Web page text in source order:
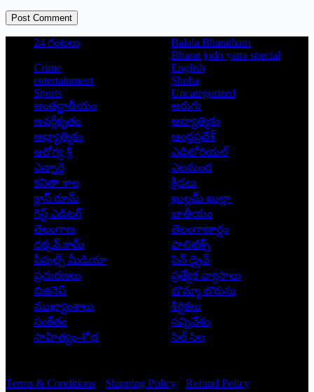
Post Comment
24 గంటలు
Balala Bharatham
Bharat jodo yatra special
Crime
English
entertainment
Shoba
Sports
Uncategorized
అంతర్జాతీయం
అరుగు
అవర్గీకృతం
ఆద్యాత్మికం
ఆధ్యాత్మికం
ఆంధ్రప్రదేశ్
ఆరోగ్య శ్రీ
ఎడిటోరియల్
ఎన్నారై
ఎలమంద
కవితా శాల
క్రీడలు
క్లాస్ రూమ్
ఖుల్లమ్ ఖుల్లా
గెస్ట్ ఎడిటర్
జాతీయం
తెలంగాణ
తెలంగాణార్థం
దక్కన్.కామ్
పాలిటిక్స్
పీపుల్స్ ‌మీడియా
పెన్ డ్రైవ్
ప్రచురణలు
ప్రత్యేక వ్యాసాలు
బిజినెస్
బొమ్మా బొరుసు
ముఖ్యాంశాలు
శీర్షికలు
సంకేతం
సన్నివేశం
సాహిత్యం-శోభ
సిల్ సిల
Terms & Conditions Shipping Policy Refund Policy